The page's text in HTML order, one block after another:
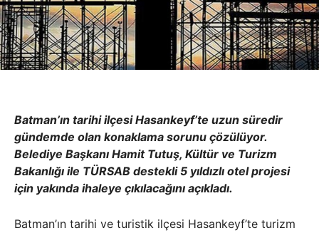
Batman’ın tarihi ilçesi Hasankeyf’te uzun süredir
gündemde olan konaklama sorunu çözülüyor.
Belediye Başkanı Hamit Tutuş, Kültür ve Turizm
Bakanlığı ile TÜRSAB destekli 5 yıldızlı otel projesi
için yakında ihaleye çıkılacağını açıkladı.
Batman’ın tarihi ve turistik ilçesi Hasankeyf’te turizm